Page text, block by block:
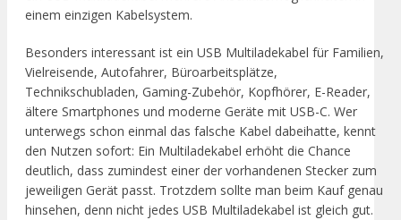
einem einzigen Kabelsystem.
Besonders interessant ist ein USB Multiladekabel für Familien,
Vielreisende, Autofahrer, Büroarbeitsplätze,
Technikschubladen, Gaming-Zubehör, Kopfhörer, E-Reader,
ältere Smartphones und moderne Geräte mit USB-C. Wer
unterwegs schon einmal das falsche Kabel dabeihatte, kennt
den Nutzen sofort: Ein Multiladekabel erhöht die Chance
deutlich, dass zumindest einer der vorhandenen Stecker zum
jeweiligen Gerät passt. Trotzdem sollte man beim Kauf genau
hinsehen, denn nicht jedes USB Multiladekabel ist gleich gut.